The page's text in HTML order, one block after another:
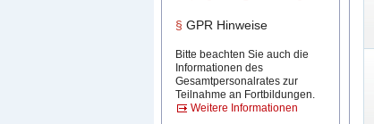
§ GPR Hinweise
Bitte beachten Sie auch die
Informationen des
Gesamtpersonalrates zur
Teilnahme an Fortbildungen.
Weitere Informationen